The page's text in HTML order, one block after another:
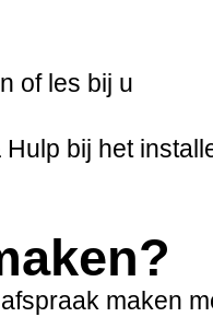
of les bij u
bij het
maken